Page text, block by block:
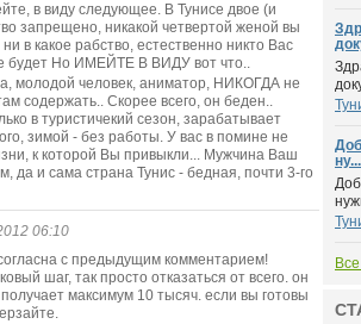
в виду следующее. В Тунисе двое (и
запрещено, никакой четвертой женой вы
в какое рабство, естественно никто Вас
будет Но ИМЕЙТЕ В ВИДУ вот что..
молодой человек, аниматор, НИКОГДА не
содержать.. Скорее всего, он беден..
в туристичекий сезон, зарабатывает
зимой - без работы. У вас в помине не
к которой Вы привыкли... Мужчина Ваш
да и сама страна Тунис - бедная, почти 3-го
06:10
с предыдущим комментарием!
шаг, так просто отказаться от всего. он
максимум 10 тысяч. если вы готовы
ну...